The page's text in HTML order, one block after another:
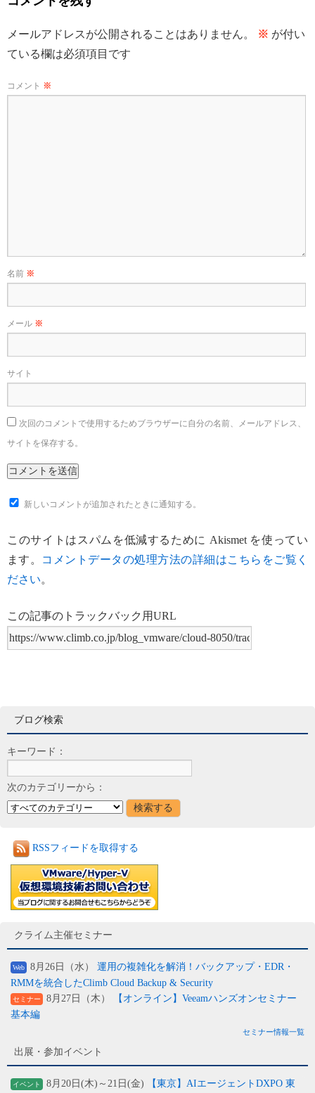
メールアドレスが公開されることはありません。 ※ が付い
ている欄は必須項目です
コメント ※
名前 ※
メール ※
サイト
次回のコメントで使用するためブラウザーに自分の名前、メールアドレス、
サイトを保存する。
新しいコメントが追加されたときに通知する。
このサイトはスパムを低減するために Akismet を使ってい
ます。 コメントデータの処理方法の詳細はこちらをご覧く
ださい。
この記事のトラックバック用URL
ブログ検索
キーワード：
次のカテゴリーから：
RSSフィードを取得する
クライム主催セミナー
Web 8月26日（水） 運用の複雑化を解消！バックアップ・EDR・
RMMを統合したClimb Cloud Backup & Security
セミナー 8月27日（木）
【オンライン】Veeamハンズオンセミナー
基本編
セミナー情報一覧
出展・参加イベント
イベント 8月20日(木)～21日(金)
【東京】AIエージェントDXPO 東